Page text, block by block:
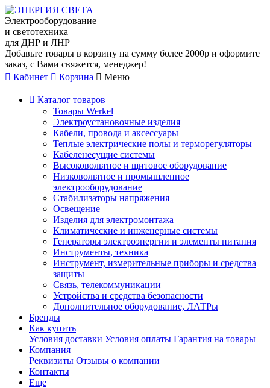
Электрооборудование
и светотехника
для ДНР и ЛНР
Добавьте товары в корзину на сумму более 2000р и оформите
заказ, с Вами свяжется, менеджер!
Кабинет
Корзина Меню
Каталог товаров
Товары Werkel
Электроустановочные изделия
Кабели, провода и аксессуары
Теплые электрические полы и терморегуляторы
Кабеленесущие системы
Высоковольтное и щитовое оборудование
Низковольтное и промышленное
электрооборудование
Стабилизаторы напряжения
Освещение
Изделия для электромонтажа
Климатические и инженерные системы
Генераторы электроэнергии и элементы питания
Инструменты, техника
Инструмент, измерительные приборы и средства
защиты
Связь, телекоммуникации
Устройства и средства безопасности
Дополнительное оборудование, ЛАТРы
Бренды
Как купить
Условия доставки Условия оплаты Гарантия на товары
Компания
Реквизиты Отзывы о компании
Контакты
Еще